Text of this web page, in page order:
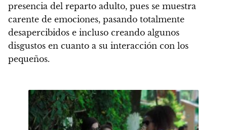
presencia del reparto adulto, pues se muestra
carente de emociones, pasando totalmente
desapercibidos e incluso creando algunos
disgustos en cuanto a su interacción con los
pequeños.